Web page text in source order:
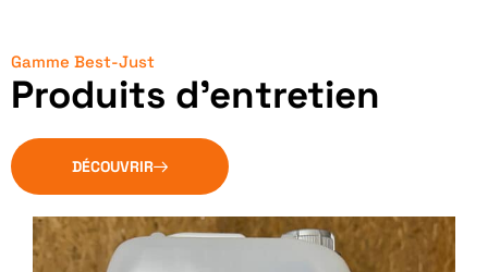
Gamme Best-Just
Produits d'entretien
DÉCOUVRIR